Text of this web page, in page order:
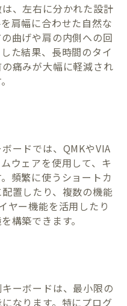
、左右に分かれた設計
肩幅に合わせた自然な
曲げや肩の内側への回
た結果、長時間のタイ
痛みが大幅に軽減され
ードでは、QMKやVIA
ウェアを使用して、キ
頻繁に使うショートカ
置したり、複数の機能
ヤー機能を活用したり
構築できます。
ーボードは、最小限の
なります。特にプログ